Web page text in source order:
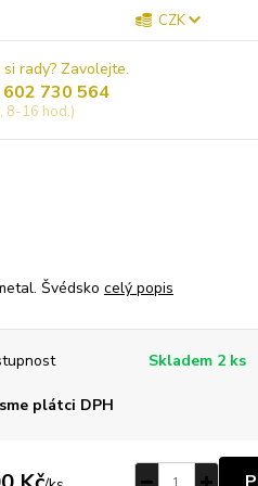
CZK
rady? Zavolejte.
730 564
8-16 hod.)
Švédsko celý popis
Skladem 2 ks
plátci DPH